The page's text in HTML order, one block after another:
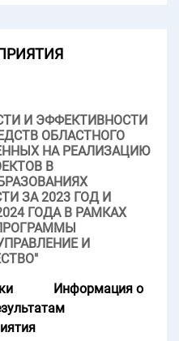
И ЭФФЕКТИВНОСТИ
ОБЛАСТНОГО
НА РЕАЛИЗАЦИЮ
В
ЗА 2023 ГОД И
ГОДА В РАМКАХ
И
Информация о